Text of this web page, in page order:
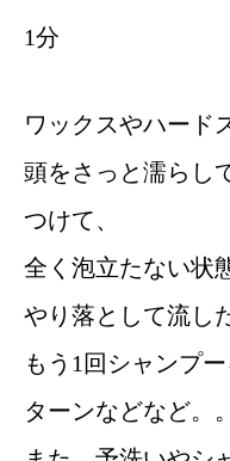
1分
ワックスやハード
頭をさっと濡らし
つけて、
全く泡立たない状
やり落として流し
もう1回シャンプ
ターンなどなど。